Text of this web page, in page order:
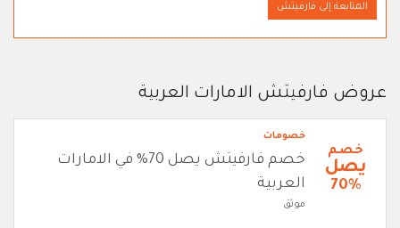
المتابعة إلى فارفيتش
عروض فارفيتش الامارات العربية
خصم
يصل
70%
خصومات
خصم فارفيتش يصل 70% في الامارات
العربية
موثق